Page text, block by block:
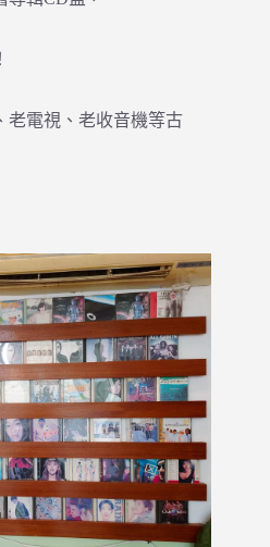
老電視、老收音機等古